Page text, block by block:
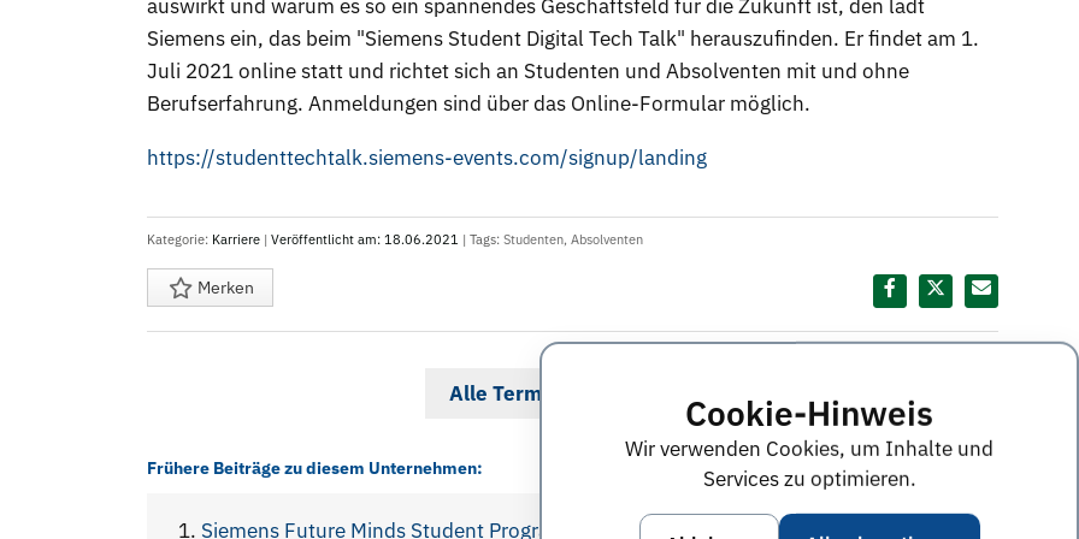
Cookie-Hinweis
Wir verwenden Cookies, um Inhalte und
Services zu optimieren.
auswirkt und warum es so ein spannendes Geschäftsfeld für die Zukunft ist, den lädt
Siemens ein, das beim "Siemens Student Digital Tech Talk" herauszufinden. Er findet am 1.
Juli 2021 online statt und richtet sich an Studenten und Absolventen mit und ohne
Berufserfahrung. Anmeldungen sind über das Online-Formular möglich.
https://studenttechtalk.siemens-events.com/signup/landing
Kategorie: Karriere | Veröffentlicht am: 18.06.2021 | Tags: Studenten, Absolventen
Merken
Alle Termine im Juli 2021
Frühere Beiträge zu diesem Unternehmen:
Siemens Future Minds Student Program für Masterstudenten der IT und des